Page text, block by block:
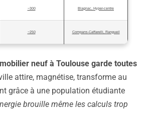
~300 Blagnac, Hyper-centre
~250 Compans-Caffarelli, Rangueil
neuf à Toulouse garde toutes
attire, magnétise, transforme au
grâce à une population étudiante
brouille même les calculs trop